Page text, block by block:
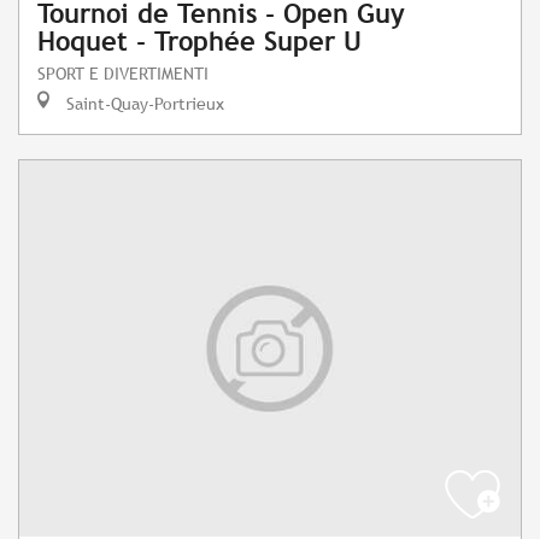
Tournoi de Tennis - Open Guy
Hoquet - Trophée Super U
SPORT E DIVERTIMENTI
Saint-Quay-Portrieux